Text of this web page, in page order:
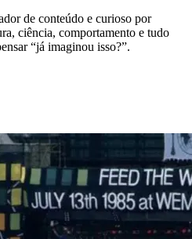
de conteúdo e curioso por
ciência, comportamento e tudo
“já imaginou isso?”.